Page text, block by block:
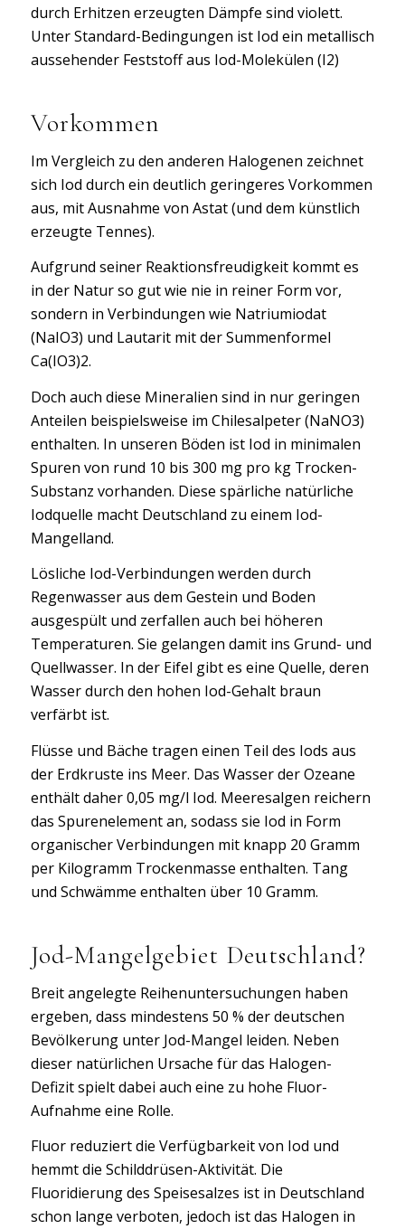
durch Erhitzen erzeugten Dämpfe sind violett.
Unter Standard-Bedingungen ist Iod ein metallisch
aussehender Feststoff aus Iod-Molekülen (I2)
Vorkommen
Im Vergleich zu den anderen Halogenen zeichnet
sich Iod durch ein deutlich geringeres Vorkommen
aus, mit Ausnahme von Astat (und dem künstlich
erzeugte Tennes).
Aufgrund seiner Reaktionsfreudigkeit kommt es
in der Natur so gut wie nie in reiner Form vor,
sondern in Verbindungen wie Natriumiodat
(NaIO3) und Lautarit mit der Summenformel
Ca(IO3)2.
Doch auch diese Mineralien sind in nur geringen
Anteilen beispielsweise im Chilesalpeter (NaNO3)
enthalten. In unseren Böden ist Iod in minimalen
Spuren von rund 10 bis 300 mg pro kg Trocken-
Substanz vorhanden. Diese spärliche natürliche
Iodquelle macht Deutschland zu einem Iod-
Mangelland.
Lösliche Iod-Verbindungen werden durch
Regenwasser aus dem Gestein und Boden
ausgespült und zerfallen auch bei höheren
Temperaturen. Sie gelangen damit ins Grund- und
Quellwasser. In der Eifel gibt es eine Quelle, deren
Wasser durch den hohen Iod-Gehalt braun
verfärbt ist.
Flüsse und Bäche tragen einen Teil des Iods aus
der Erdkruste ins Meer. Das Wasser der Ozeane
enthält daher 0,05 mg/l Iod. Meeresalgen reichern
das Spurenelement an, sodass sie Iod in Form
organischer Verbindungen mit knapp 20 Gramm
per Kilogramm Trockenmasse enthalten. Tang
und Schwämme enthalten über 10 Gramm.
Jod-Mangelgebiet Deutschland?
Breit angelegte Reihenuntersuchungen haben
ergeben, dass mindestens 50 % der deutschen
Bevölkerung unter Jod-Mangel leiden. Neben
dieser natürlichen Ursache für das Halogen-
Defizit spielt dabei auch eine zu hohe Fluor-
Aufnahme eine Rolle.
Fluor reduziert die Verfügbarkeit von Iod und
hemmt die Schilddrüsen-Aktivität. Die
Fluoridierung des Speisesalzes ist in Deutschland
schon lange verboten, jedoch ist das Halogen in